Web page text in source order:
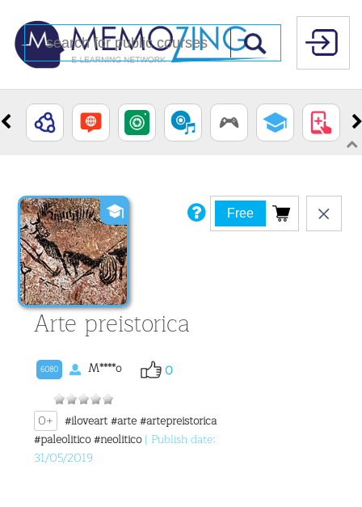
Arte preistorica
6080 M****o 0
0+ #iloveart#arte#artepreistorica
#paleolitico#neolitico| Publish date:
31/05/2019
Free